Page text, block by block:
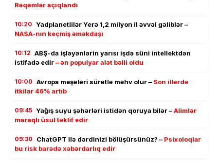
Rəqəmlər açıqlandı
10:20 Yadplanetlilər Yerə 1,2 milyon il əvvəl gəliblər –
NASA-nın keçmiş əməkdaşı
10:12 ABŞ-da işləyənlərin yarısı işdə süni intellektdən
istifadə edir– ən populyar alət bəlli oldu
10:00 Avropa meşələri sürətlə məhv olur – Son illərdə
itkilər 46% artıb
09:45 Yağış suyu şəhərləri istidən qoruya bilər –Alimlər
maraqlı üsul təklif edir
09:30 ChatGPT ilə dərdinizi bölüşürsünüz? – Psixoloqlar
bu risk barədə xəbərdarlıq edir